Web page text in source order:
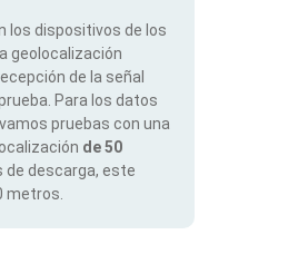
los dispositivos de los
geolocalización
de la señal
Para los datos
pruebas con una
de 50
de descarga, este
metros.